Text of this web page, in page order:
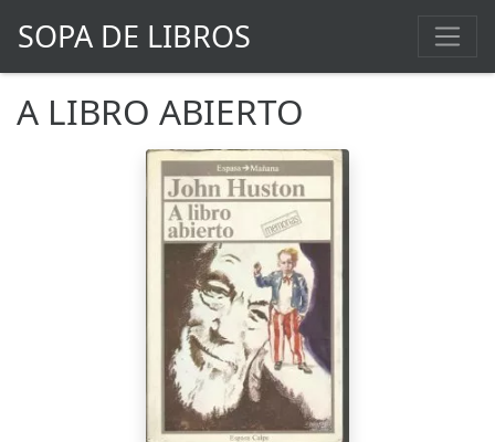
SOPA DE LIBROS
A LIBRO ABIERTO